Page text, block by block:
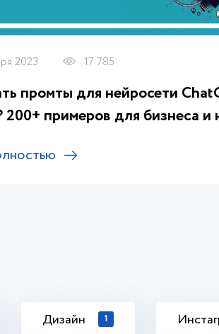
2023 17 785
промты для нейросети
200+ примеров для бизнеса и
Дизайн 1